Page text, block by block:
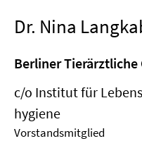
Dr. Nina
Berliner Tierärztliche
c/o Institut für
hygiene
Vorstandsmitglied